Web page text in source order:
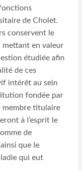
de Cholet.
conservent le
mettant en valeur
étudiée afin
de ces
intérêt au sein
fondée par
membre titulaire
à l’esprit le
de
que le
qui eut